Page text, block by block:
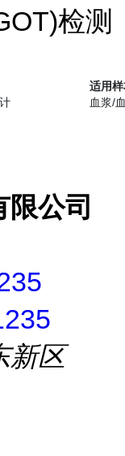
检测
适用
血浆/
公司
新区